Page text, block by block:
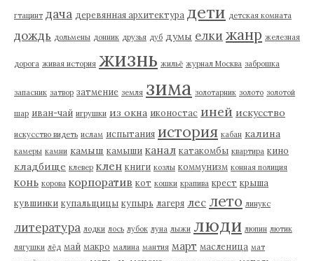
гтацинт дача деревянная архитектура дети детская комната
дождь дольмены донник друзья дуб думы елки жанр железная
дорога живая история жизнь жильё журнал Москва заброшка
запасник затвор затмение земля зима золотарник золото золотой
шар иван-чай игрушки из окна иконостас иней искусство
искусство видеть ислам испытания история кабан калина
камеры камни камыш камыши канал катакомбы квартира кино
кладбище клевер клен книги козлы коммунизм конная полиция
конь корова корпоратив кот кошки крапива крест крыша
кувшинки купальщицы купырь лагеря лес лето линукс
литература лодки лось лубок луна лыжи люди люпин лютик
лягушки лёд май макро малина мантия март масленица мат